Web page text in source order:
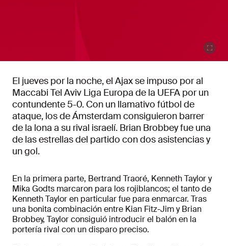
El jueves por la noche, el Ajax se impuso por al
Maccabi Tel Aviv Liga Europa de la UEFA por un
contundente 5-0. Con un llamativo fútbol de
ataque, los de Ámsterdam consiguieron barrer
de la lona a su rival israelí. Brian Brobbey fue una
de las estrellas del partido con dos asistencias y
un gol.
En la primera parte, Bertrand Traoré, Kenneth Taylor y
Mika Godts marcaron para los rojiblancos; el tanto de
Kenneth Taylor en particular fue para enmarcar. Tras
una bonita combinación entre Kian Fitz-Jim y Brian
Brobbey, Taylor consiguió introducir el balón en la
portería rival con un disparo preciso.